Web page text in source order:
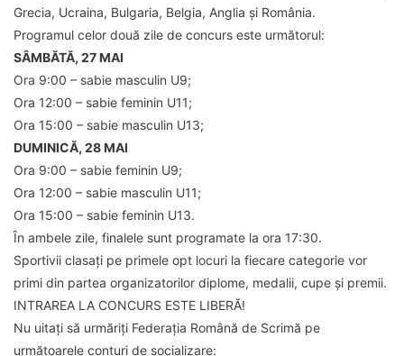
Grecia, Ucraina, Bulgaria, Belgia, Anglia și România.
Programul celor două zile de concurs este următorul:
SÂMBĂTĂ, 27 MAI
Ora 9:00 – sabie masculin U9;
Ora 12:00 – sabie feminin U11;
Ora 15:00 – sabie masculin U13;
DUMINICĂ, 28 MAI
Ora 9:00 – sabie feminin U9;
Ora 12:00 – sabie masculin U11;
Ora 15:00 – sabie feminin U13.
În ambele zile, finalele sunt programate la ora 17:30.
Sportivii clasați pe primele opt locuri la fiecare categorie vor
primi din partea organizatorilor diplome, medalii, cupe și premii.
INTRAREA LA CONCURS ESTE LIBERĂ!
Nu uitați să urmăriți Federația Română de Scrimă pe
următoarele conturi de socializare: